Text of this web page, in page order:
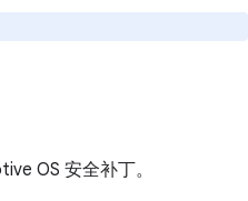
OS 安全补丁。